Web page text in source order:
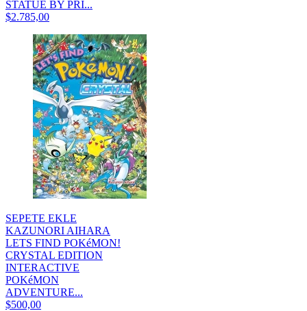
STATUE BY PRI...
$2.785,00
SEPETE EKLE
KAZUNORI AIHARA
LETS FIND POKéMON!
CRYSTAL EDITION
INTERACTIVE
POKéMON
ADVENTURE...
$500,00